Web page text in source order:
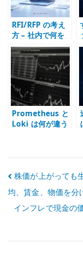
RFI/RFP の考え
方 – 社内で何を
握り、外部に何
を任せるか
Prometheus と
Loki は何が違う
投
稿
ナ
ビ
株価が上がっても
均、賃金、物価を分
インフレで現金の